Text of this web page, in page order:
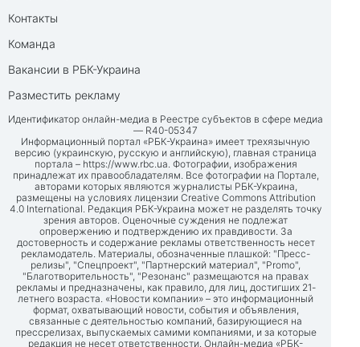
Контакты
Команда
Вакансии в РБК-Украина
Разместить рекламу
Идентификатор онлайн-медиа в Реестре субъектов в сфере медиа
— R40-05347
Информационный портал «РБК-Украина» имеет трехязычную
версию (украинскую, русскую и английскую), главная страница
портала – https://www.rbc.ua. Фотографии, изображения
принадлежат их правообладателям. Все фотографии на Портале,
авторами которых являются журналисты РБК-Украина,
размещены на условиях лицензии Creative Commons Attribution
4.0 International. Редакция РБК-Украина может не разделять точку
зрения авторов. Оценочные суждения не подлежат
опровержению и подтверждению их правдивости. За
достоверность и содержание рекламы ответственность несет
рекламодатель. Материалы, обозначенные плашкой: "Пресс-
релизы", "Спецпроект", "Партнерский материал", "Promo",
"Благотворительность", "Резонанс" размещаются на правах
рекламы и предназначены, как правило, для лиц, достигших 21-
летнего возраста. «Новости компании» – это информационный
формат, охватывающий новости, события и объявления,
связанные с деятельностью компаний, базирующиеся на
прессрелизах, выпускаемых самими компаниями, и за которые
редакция не несет ответственности. Онлайн-медиа «РБК-